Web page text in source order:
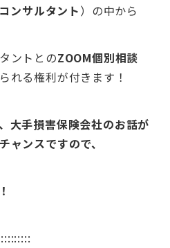
サルタント）の中から
ントとのZOOM個別相談
れる権利が付きます！
大手損害保険会社のお話が
ャンスですので、